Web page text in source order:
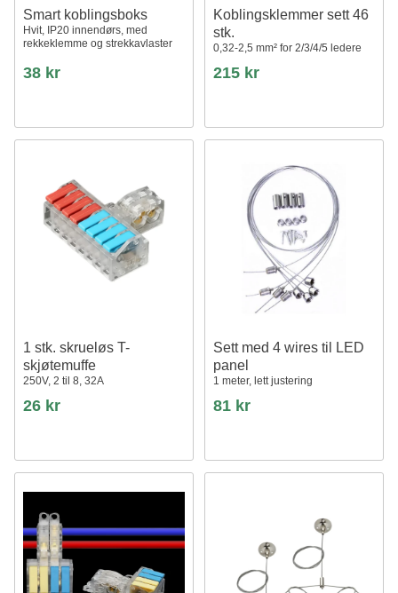
Smart koblingsboks
Hvit, IP20 innendørs, med
rekkeklemme og strekkavlaster
38 kr
Koblingsklemmer sett 46
stk.
0,32-2,5 mm² for 2/3/4/5 ledere
215 kr
1 stk. skrueløs T-
skjøtemuffe
250V, 2 til 8, 32A
26 kr
Sett med 4 wires til LED
panel
1 meter, lett justering
81 kr